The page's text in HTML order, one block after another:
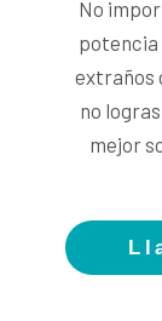
No
potencia
extraños
no
mejor